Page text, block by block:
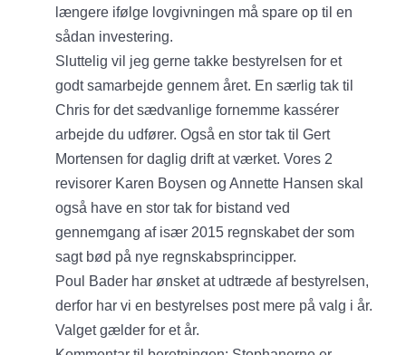
længere ifølge lovgivningen må spare op til en
sådan investering.
Sluttelig vil jeg gerne takke bestyrelsen for et
godt samarbejde gennem året. En særlig tak til
Chris for det sædvanlige fornemme kassérer
arbejde du udfører. Også en stor tak til Gert
Mortensen for daglig drift at værket. Vores 2
revisorer Karen Boysen og Annette Hansen skal
også have en stor tak for bistand ved
gennemgang af især 2015 regnskabet der som
sagt bød på nye regnskabsprincipper.
Poul Bader har ønsket at udtræde af bestyrelsen,
derfor har vi en bestyrelses post mere på valg i år.
Valget gælder for et år.